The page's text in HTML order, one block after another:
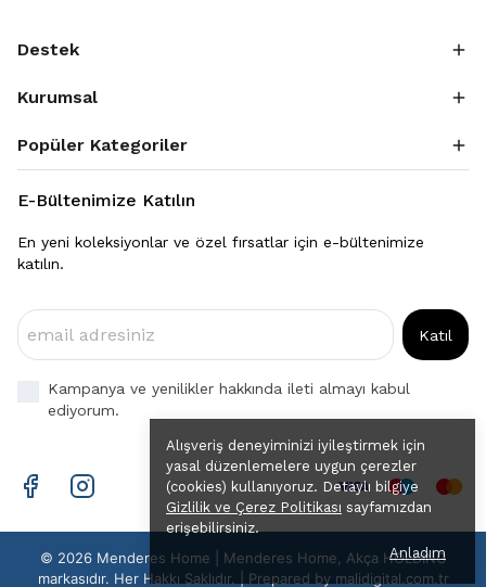
Alışveriş deneyiminizi iyileştirmek için
yasal düzenlemelere uygun çerezler
(cookies) kullanıyoruz. Detaylı bilgiye
Gizlilik ve Çerez Politikası sayfamızdan
erişebilirsiniz.
Anladım
Destek
Kurumsal
Popüler Kategoriler
E-Bültenimize Katılın
En yeni koleksiyonlar ve özel fırsatlar için e-bültenimize
katılın.
Katıl
Kampanya ve yenilikler hakkında ileti almayı kabul
ediyorum.
© 2026 Menderes Home | Menderes Home, Akça HOLDİNG
markasıdır. Her Hakkı Saklıdır. | Prepared by malidigital.com.tr